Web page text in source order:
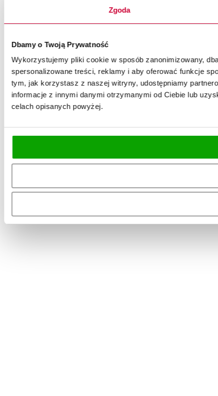
Zgoda
Dbamy o Twoją Prywatność
Wykorzystujemy pliki cookie w sposób zanonimizowany,
spersonalizowane treści, reklamy i aby oferować funkcje
tym, jak korzystasz z naszej witryny, udostępniamy
informacje z innymi danymi otrzymanymi od Ciebie lub
celach opisanych powyżej.